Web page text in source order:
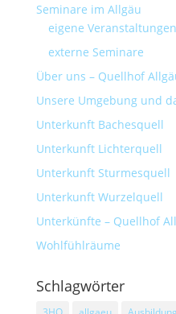
Seminare im Allgäu
eigene Veranstaltungen
externe Seminare
Über uns – Quellhof
Unsere Umgebung und
Unterkunft Bachesquell
Unterkunft Lichterquell
Unterkunft Sturmesquell
Unterkunft Wurzelquell
Unterkünfte – Quellhof
Wohlfühlräume
Schlagwörter